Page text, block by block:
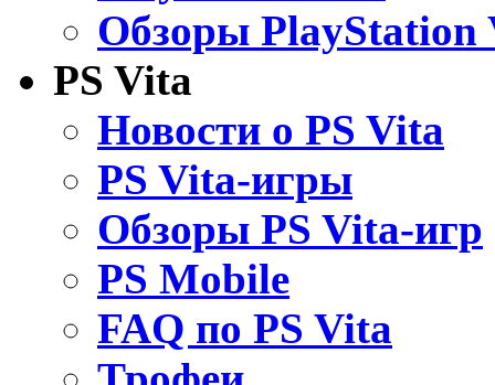
Обзоры PlayStation
PS Vita
Новости о PS Vita
PS Vita-игры
Обзоры PS Vita-игр
PS Mobile
FAQ по PS Vita